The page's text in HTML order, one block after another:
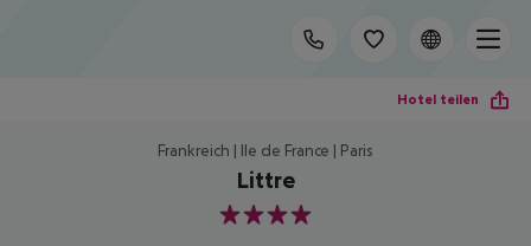
Hotel teilen
Frankreich | Ile de France | Paris
Littre
4